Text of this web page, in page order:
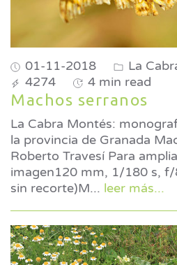
01-11-2018
La
4274
4 min read
Machos serranos
La Cabra Montés:
la provincia de Granada
Roberto Travesí Para ampliar pinchar sobre la
imagen120 mm, 1/180 s, f/
sin recorte)M... leer más...